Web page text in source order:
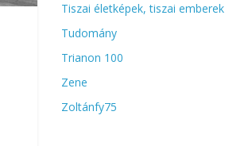
Tiszai életképek, tiszai emberek
Tudomány
Trianon 100
Zene
Zoltánfy75